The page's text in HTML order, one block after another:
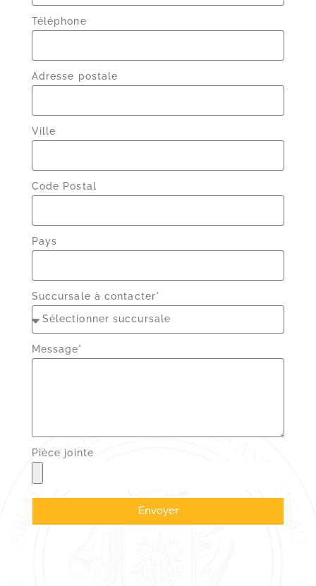
Téléphone
Adresse postale
Ville
Code Postal
Pays
Succursale à contacter*
Message*
Pièce jointe
Envoyer